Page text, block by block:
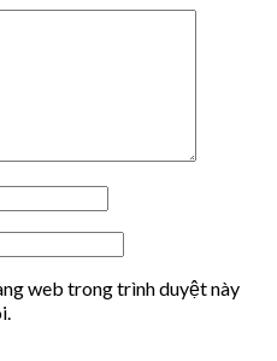
web trong trình duyệt này